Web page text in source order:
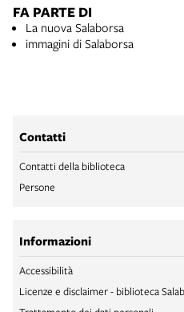
FA PARTE DI
La nuova Salaborsa
immagini di Salaborsa
Contatti
Contatti della biblioteca
Persone
Informazioni
Accessibilità
Licenze e disclaimer - biblioteca